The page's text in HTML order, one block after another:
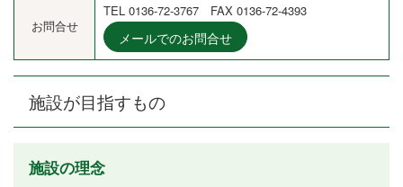
お問合せ
TEL 0136-72-3767 FAX 0136-72-4393
メールでのお問合せ
施設が目指すもの
施設の理念